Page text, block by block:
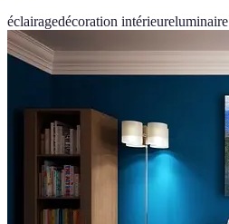
éclairagedécoration intérieureluminaire